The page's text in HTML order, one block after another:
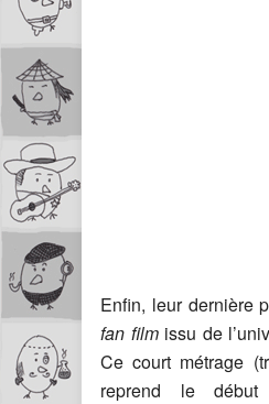
Enfin, leur dernière
fan filmissu de
Ce court métrage
reprend le